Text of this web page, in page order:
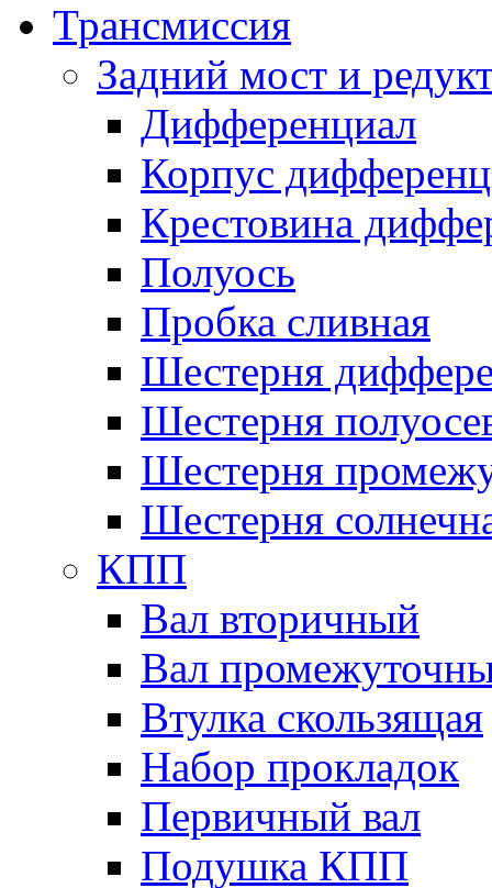
Трансмиссия
Задний мост и
Дифференциал
Корпус
Крестовина
Полуось
Пробка сливная
Шестерня
Шестерня
Шестерня
Шестерня
КПП
Вал вторичный
Вал
Втулка скользящая
Набор прокладок
Первичный вал
Подушка КПП